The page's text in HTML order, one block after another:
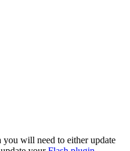
you will need to either update